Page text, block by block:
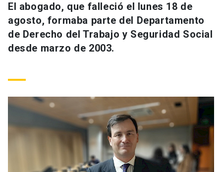
Información para keyboard_arrow_down
Futuros estudiantes
launch
Padres y familia
Go to english site launch
Mi Cuenta UC
Correo UC
El abogado, que falleció el lunes 18 de
agosto, formaba parte del Departamento
de Derecho del Trabajo y Seguridad Social
desde marzo de 2003.